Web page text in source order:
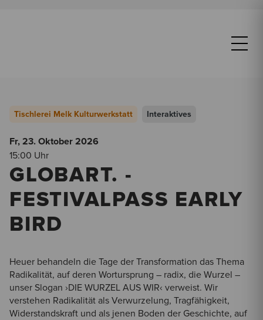
Tischlerei Melk Kulturwerkstatt Interaktives
Fr, 23. Oktober 2026
15:00 Uhr
GLOBART. -
FESTIVALPASS EARLY
BIRD
Heuer behandeln die Tage der Transformation das Thema
Radikalität, auf deren Wortursprung – radix, die Wurzel –
unser Slogan ›DIE WURZEL AUS WIR‹ verweist. Wir
verstehen Radikalität als Verwurzelung, Tragfähigkeit,
Widerstandskraft und als jenen Boden der Geschichte, auf